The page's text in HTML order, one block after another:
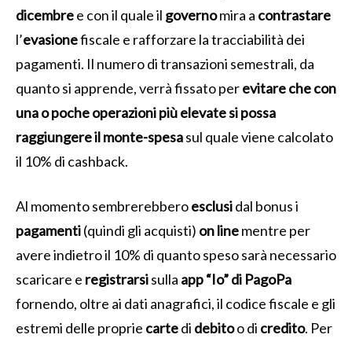
dicembree con il quale il governomira a contrastare
l’evasionefiscale e rafforzare la tracciabilità dei
pagamenti. Il numero di transazioni semestrali, da
quanto si apprende, verrà fissato perevitare che con
una o poche operazioni più elevate si possa
raggiungere il monte-spesasul quale viene calcolato
il 10% di cashback.
Al momento sembrerebberoesclusidal bonus i
pagamenti(quindi gli acquisti) on linementre per
avere indietro il 10% di quanto speso sarà necessario
scaricare e registrarsisulla app “Io” di PagoPa
fornendo, oltre ai dati anagrafici, il codice fiscale e gli
estremi delle proprie cartedi debitoo di credito. Per